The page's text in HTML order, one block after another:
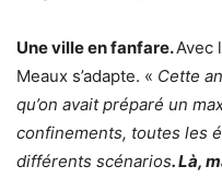
Une ville en fanfare.Avec
Meaux s’adapte. « Cette
qu’on avait préparé un
confinements, toutes les
différents scénarios. Là,